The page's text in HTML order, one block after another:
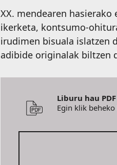
XX. mendearen
ikerketa, kontsumo-
irudimen bisuala islatzen
adibide originalak biltzen
Liburu hau
Egin klik